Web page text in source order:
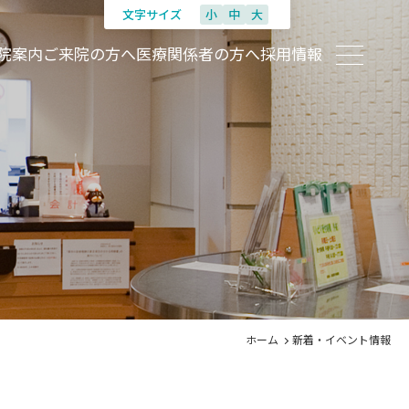
文字サイズ 小 中 大
案内ご来院の方へ医療関係者の方へ採用情報
ホーム 新着・イベント情報